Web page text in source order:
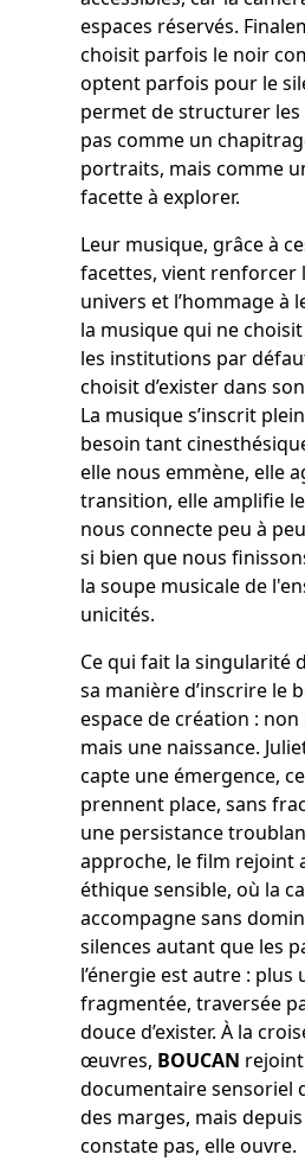
espaces réservés.
choisit parfois le noir
optent parfois pour le
permet de structurer les
pas comme un
portraits, mais comme
facette à explorer.
Leur musique, grâce à
facettes, vient renforcer
univers et l’hommage à
la musique qui ne
les institutions par
choisit d’exister dans
La musique s’inscrit
besoin tant
elle nous emmène, elle
transition, elle amplifie
nous connecte peu à
si bien que nous
la soupe musicale de
unicités.
Ce qui fait la singularité
sa manière d’inscrire le
espace de création :
mais une naissance.
capte une émergence,
prennent place, sans
une persistance
approche, le film rejoint
éthique sensible, où la
accompagne sans
silences autant que les
l’énergie est autre : plus
fragmentée, traversée
douce d’exister. À la
œuvres, BOUCAN
documentaire sensoriel
des marges, mais
constate pas, elle ouvre.